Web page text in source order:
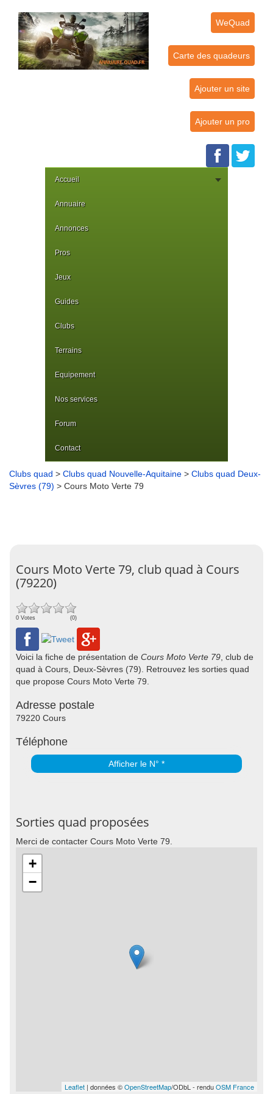
WeQuad
Carte des quadeurs
Ajouter un site
Ajouter un pro
Accueil
Annuaire
Annonces
Pros
Jeux
Guides
Clubs
Terrains
Equipement
Nos services
Forum
Contact
Clubs quad > Clubs quad Nouvelle-Aquitaine > Clubs quad Deux-
Sèvres (79) > Cours Moto Verte 79
Cours Moto Verte 79, club quad à Cours
(79220)
0 Votes (0)
Voici la fiche de présentation de Cours Moto Verte 79 , club de
quad à Cours, Deux-Sèvres (79). Retrouvez les sorties quad
que propose Cours Moto Verte 79.
Adresse postale
79220 Cours
Téléphone
Afficher le N° *
Sorties quad proposées
Merci de contacter Cours Moto Verte 79.
+
−
Leaflet | données ©OpenStreetMap/ODbL - renduOSM France